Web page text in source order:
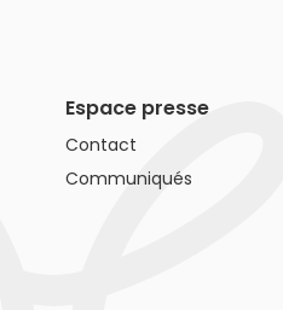
Espace presse
Contact
Communiqués